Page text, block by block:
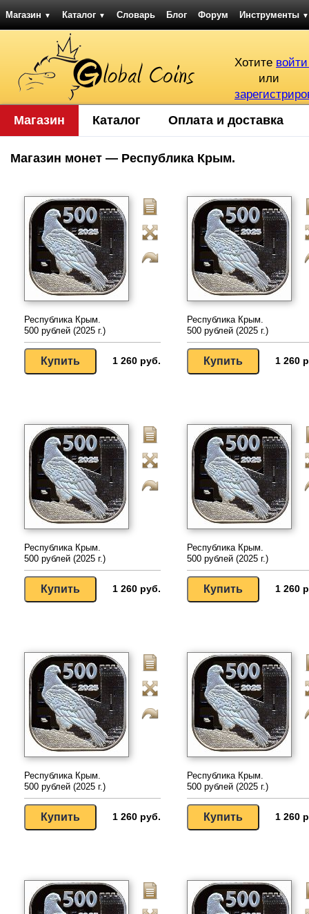
Магазин ▼ Каталог ▼ Словарь Блог Форум Инструменты ▼
Хотите
или
Магазин Каталог Оплата и доставка
Магазин монет — Республика Крым.
Республика Крым.
500 рублей (2025 г.)
1 260 руб.
Республика Крым.
500 рублей (2025 г.)
1 260
Республика Крым.
500 рублей (2025 г.)
1 260 руб.
Республика Крым.
500 рублей (2025 г.)
1 260
Республика Крым.
500 рублей (2025 г.)
1 260 руб.
Республика Крым.
500 рублей (2025 г.)
1 260